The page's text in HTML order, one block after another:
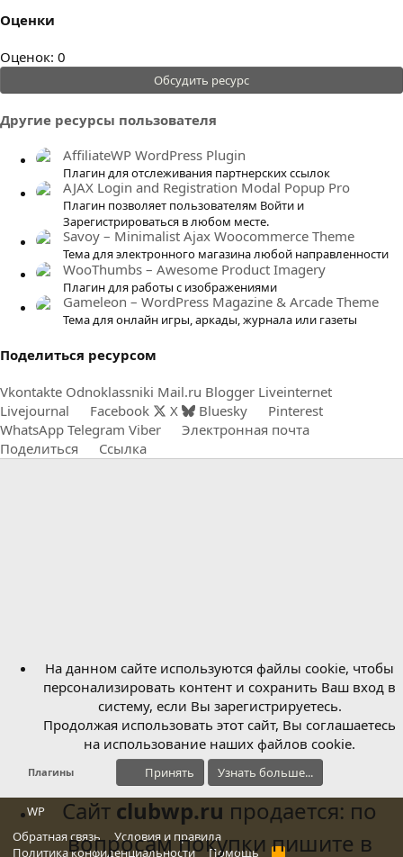
Оценки
0
.
0
0
з
Оценок: 0
Обсудить ресурс
Другие ресурсы пользователя
AffiliateWP WordPress Plugin
Плагин для отслеживания партнерских ссылок
AJAX Login and Registration Modal Popup Pro
Плагин позволяет пользователям Войти и
Зарегистрироваться в любом месте.
Savoy – Minimalist Ajax Woocommerce Theme
Тема для электронного магазина любой направленности
WooThumbs – Awesome Product Imagery
Плагин для работы с изображениями
Gameleon – WordPress Magazine & Arcade Theme
Тема для онлайн игры, аркады, журнала или газеты
Поделиться ресурсом
Vkontakte Odnoklassniki Mail.ru Blogger Liveinternet
Livejournal
Facebook X Bluesky
Pinterest
WhatsApp Telegram Viber
Электронная почта
Поделиться
Ссылка
Плагины
WP
Обратная связь
Условия и правила
Политика конфиденциальности
Помощь R
На данном сайте используются файлы cookie, чтобы
персонализировать контент и сохранить Ваш вход в
систему, если Вы зарегистрируетесь.
Продолжая использовать этот сайт, Вы соглашаетесь
на использование наших файлов cookie.
Принять Узнать больше...
Сайт clubwp.ru продается: по
вопросам покупки пишите в